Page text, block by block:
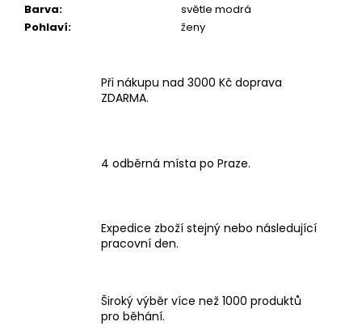
Barva:
světle modrá
Pohlaví: ženy
Při nákupu nad 3000 Kč doprava
ZDARMA.
4 odběrná místa po Praze.
Expedice zboží stejný nebo následující
pracovní den.
Široký výběr více než 1000 produktů
pro běhání.